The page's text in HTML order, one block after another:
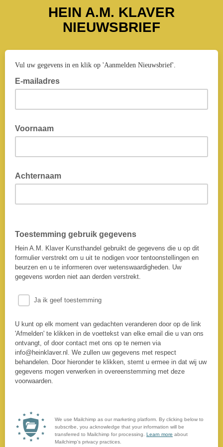
HEIN A.M. KLAVER
NIEUWSBRIEF
Vul uw gegevens in en klik op 'Aanmelden Nieuwsbrief'.
E-mailadres
Voornaam
Achternaam
Toestemming gebruik gegevens
Hein A.M. Klaver Kunsthandel gebruikt de gegevens die u op dit
formulier verstrekt om u uit te nodigen voor tentoonstellingen en
beurzen en u te informeren over wetenswaardigheden. Uw
gegevens worden niet aan derden verstrekt.
Ja ik geef toestemming
U kunt op elk moment van gedachten veranderen door op de link
'Afmelden' te klikken in de voettekst van elke email die u van ons
ontvangt, of door contact met ons op te nemen via
info@heinklaver.nl. We zullen uw gegevens met respect
behandelen. Door hieronder te klikken, stemt u ermee in dat wij uw
gegevens mogen verwerken in overeenstemming met deze
voorwaarden.
We use Mailchimp as our marketing platform. By clicking below to
subscribe, you acknowledge that your information will be
transferred to Mailchimp for processing. Learn more about
Mailchimp's privacy practices.